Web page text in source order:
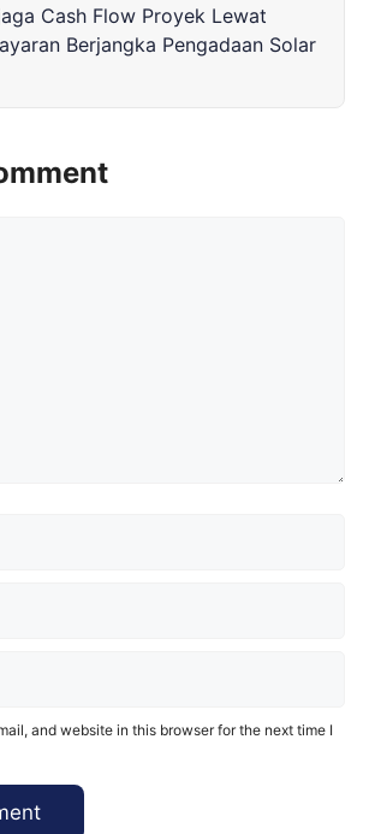
Cash Flow Proyek Lewat
Berjangka Pengadaan Solar
and website in this browser for the next time I